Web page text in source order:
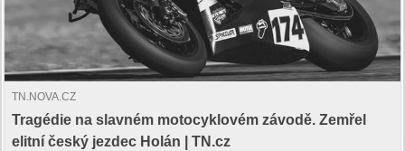
TN.NOVA.CZ
Tragédie na slavném motocyklovém závodě. Zemřel
elitní český jezdec Holán | TN.cz